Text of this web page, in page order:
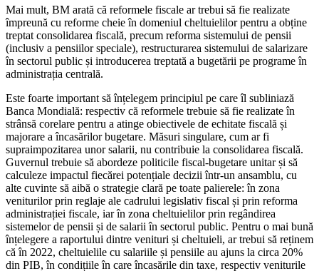
Mai mult, BM arată că reformele fiscale ar trebui să fie realizate
împreună cu reforme cheie în domeniul cheltuielilor pentru a obține
treptat consolidarea fiscală, precum reforma sistemului de pensii
(inclusiv a pensiilor speciale), restructurarea sistemului de salarizare
în sectorul public și introducerea treptată a bugetării pe programe în
administrația centrală.
Este foarte important să înțelegem principiul pe care îl subliniază
Banca Mondială: respectiv că reformele trebuie să fie realizate în
strânsă corelare pentru a atinge obiectivele de echitate fiscală și
majorare a încasărilor bugetare. Măsuri singulare, cum ar fi
supraimpozitarea unor salarii, nu contribuie la consolidarea fiscală.
Guvernul trebuie să abordeze politicile fiscal-bugetare unitar și să
calculeze impactul fiecărei potențiale decizii într-un ansamblu, cu
alte cuvinte să aibă o strategie clară pe toate palierele: în zona
veniturilor prin reglaje ale cadrului legislativ fiscal și prin reforma
administrației fiscale, iar în zona cheltuielilor prin regândirea
sistemelor de pensii și de salarii în sectorul public. Pentru o mai bună
înțelegere a raportului dintre venituri și cheltuieli, ar trebui să reținem
că în 2022, cheltuielile cu salariile și pensiile au ajuns la circa 20%
din PIB, în condițiile în care încasările din taxe, respectiv veniturile